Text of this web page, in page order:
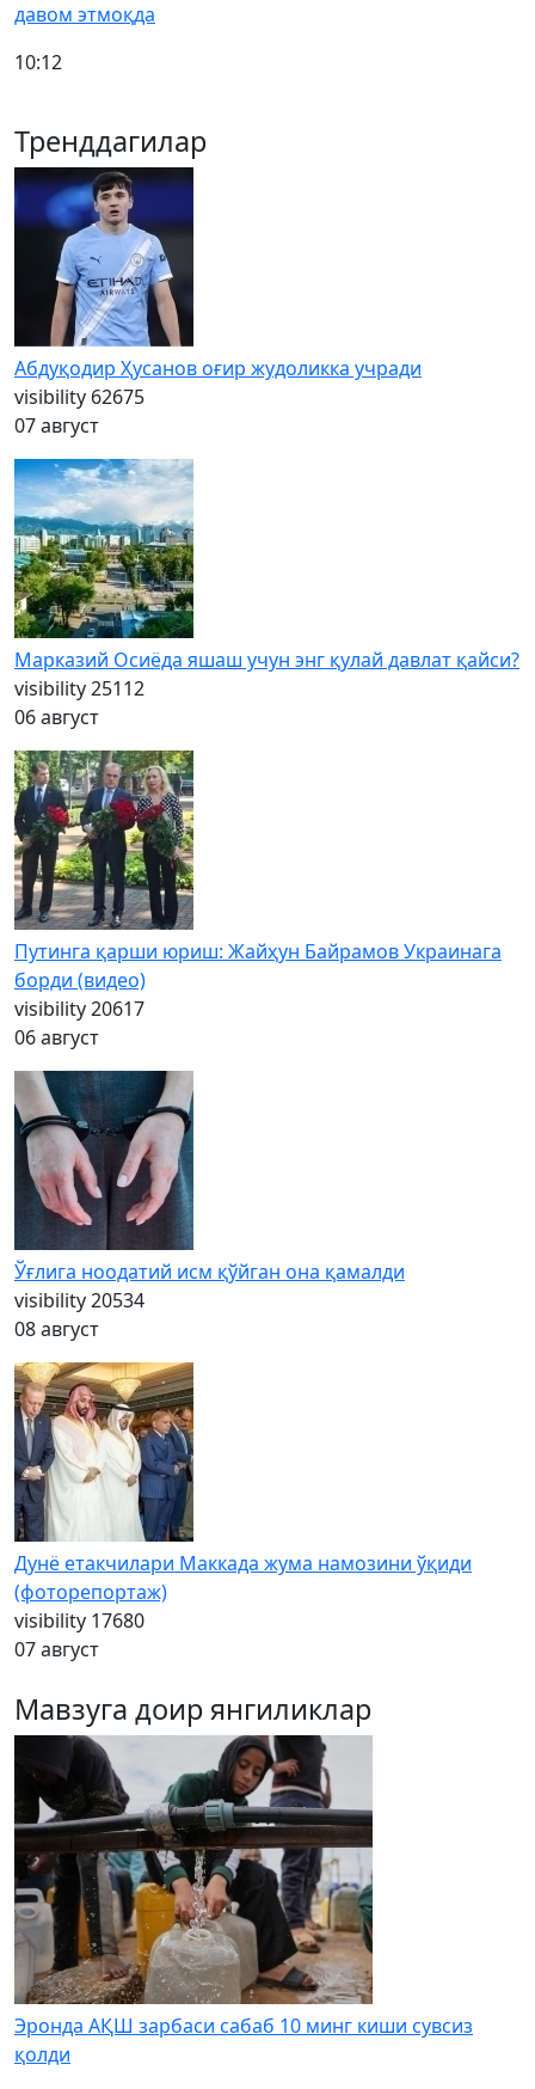
давом этмоқда
10:12
Тренддагилар
Абдуқодир Ҳусанов оғир жудоликка учради
visibility 62675
07 август
Марказий Осиёда яшаш учун энг қулай давлат қайси?
visibility25112
06 август
Путинга қарши юриш: Жайҳун Байрамов Украинага
борди (видео)
visibility20617
06 август
Ўғлига ноодатий исм қўйган она қамалди
visibility20534
08 август
Дунё етакчилари Маккада жума намозини ўқиди
(фоторепортаж)
visibility 17680
07 август
Мавзуга доир янгиликлар
Эронда АҚШ зарбаси сабаб 10 минг киши сувсиз
қолди